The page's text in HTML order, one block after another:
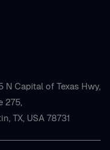
N Capital of Texas Hwy,
275,
TX, USA 78731